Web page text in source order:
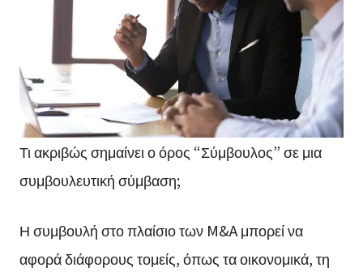
Τι ακριβώς σημαίνει ο όρος “Σύμβουλος” σε μια
συμβουλευτική σύμβαση;
Η συμβουλή στο πλαίσιο των M&A μπορεί να
αφορά διάφορους τομείς, όπως τα οικονομικά, τη